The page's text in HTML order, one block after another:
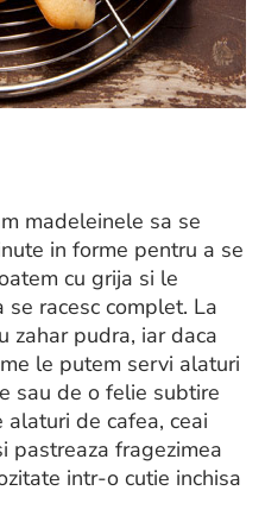
madeleinele sa se
in forme pentru a se
cu grija si le
racesc complet. La
zahar pudra, iar daca
le putem servi alaturi
sau de o felie subtire
de cafea, ceai
pastreaza fragezimea
intr-o cutie inchisa